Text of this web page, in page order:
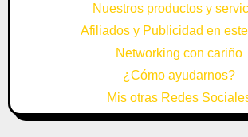
Nuestros productos y
Afiliados y Publicidad en
Networking con cariño
¿Cómo ayudarnos?
Mis otras Redes